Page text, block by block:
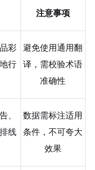
注意事项
彩
行
避免使用通用翻
译，需校验术语
准确性
、
线
数据需标注适用
条件，不可夸大
效果